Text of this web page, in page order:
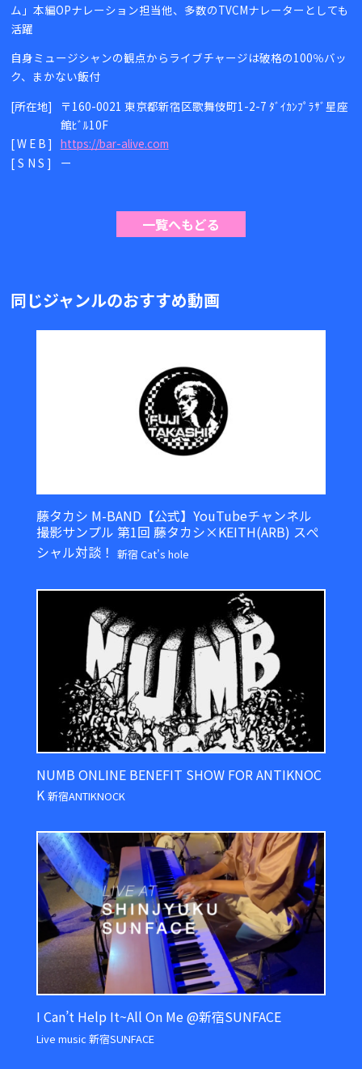
ム」本編OPナレーション担当他、多数のTVCMナレーターとしても
活躍
自身ミュージシャンの観点からライブチャージは破格の100％バッ
ク、まかない飯付
[所在地]
〒160-0021 東京都新宿区歌舞伎町1-2-7 ﾀﾞｲｶﾝﾌﾟﾗｻﾞ星座
館ﾋﾞﾙ10F
[WEB] https://bar-alive.com
[SNS]
ー
一覧へもどる
同じジャンルのおすすめ動画
藤タカシ M-BAND【公式】YouTubeチャンネル
撮影サンプル 第1回 藤タカシ×KEITH(ARB) スぺ
シャル対談！新宿 Cat’s hole
NUMB ONLINE BENEFIT SHOW FOR ANTIKNOC
K新宿ANTIKNOCK
I Can’t Help It~All On Me @新宿SUNFACE
Live music 新宿SUNFACE